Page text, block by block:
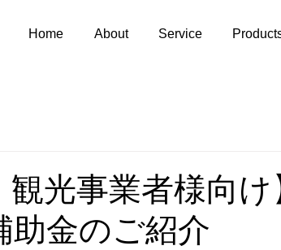
Home About Service
観光事業者様向
助金のご紹介